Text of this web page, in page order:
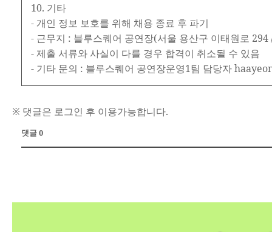
10. 기타
- 개인 정보 보호를 위해 채용 종료 후 파기
- 근무지 : 블루스퀘어 공연장(서울 용산구 이태원로
- 제출 서류와 사실이 다를 경우 합격이 취소될 수 있음
- 기타 문의 : 블루스퀘어 공연장운영1팀 담당자
※ 댓글은 로그인 후 이용가능합니다.
댓글 0